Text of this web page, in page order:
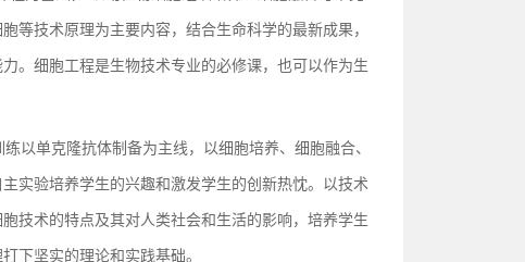
等技术原理为主要内容，结合生命科学的最新成果，
。细胞工程是生物技术专业的必修课，也可以作为生
以单克隆抗体制备为主线，以细胞培养、细胞融合、
实验培养学生的兴趣和激发学生的创新热忱。以技术
技术的特点及其对人类社会和生活的影响，培养学生
下坚实的理论和实践基础。